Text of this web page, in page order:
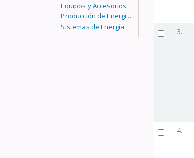
Equipos y Accesorios
Producción de Energí...
Sistemas de Energía
3.
4.